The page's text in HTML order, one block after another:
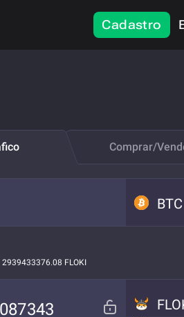
Cadastro
Comprar/
BTC
2939433376.08 FLOKI